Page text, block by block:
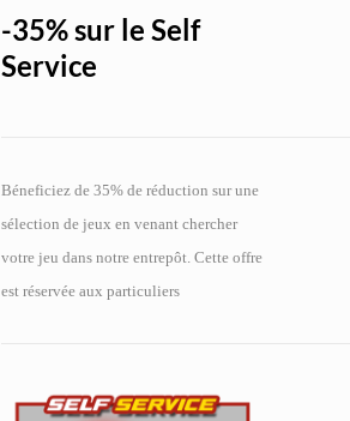
-35% sur le Self
Service
Béneficiez de 35% de réduction sur une
sélection de jeux en venant chercher
votre jeu dans notre entrepôt. Cette offre
est réservée aux particuliers